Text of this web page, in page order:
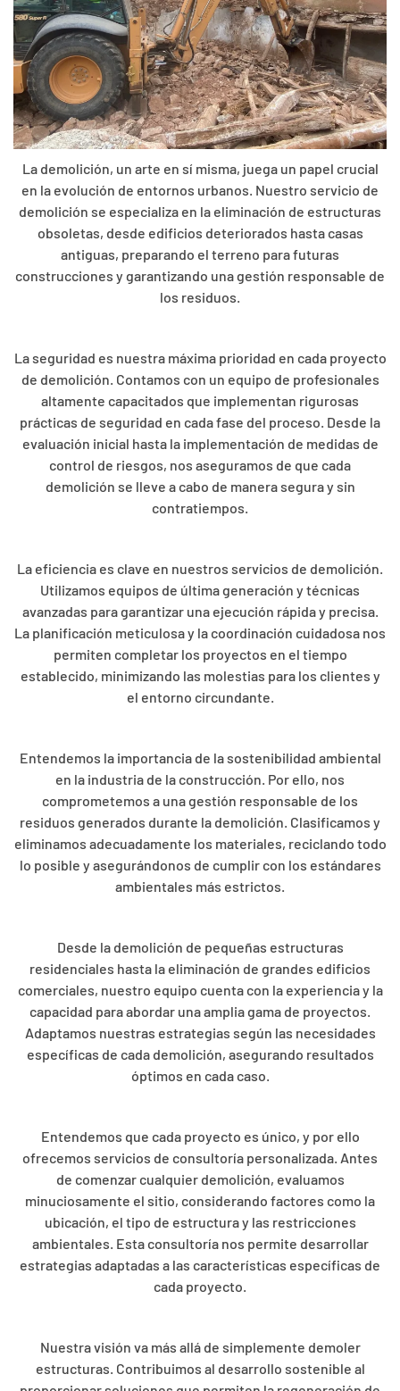
La demolición, un arte en sí misma, juega un papel crucial
en la evolución de entornos urbanos. Nuestro servicio de
demolición se especializa en la eliminación de estructuras
obsoletas, desde edificios deteriorados hasta casas
antiguas, preparando el terreno para futuras
construcciones y garantizando una gestión responsable de
los residuos.
La seguridad es nuestra máxima prioridad en cada proyecto
de demolición. Contamos con un equipo de profesionales
altamente capacitados que implementan rigurosas
prácticas de seguridad en cada fase del proceso. Desde la
evaluación inicial hasta la implementación de medidas de
control de riesgos, nos aseguramos de que cada
demolición se lleve a cabo de manera segura y sin
contratiempos.
La eficiencia es clave en nuestros servicios de demolición.
Utilizamos equipos de última generación y técnicas
avanzadas para garantizar una ejecución rápida y precisa.
La planificación meticulosa y la coordinación cuidadosa nos
permiten completar los proyectos en el tiempo
establecido, minimizando las molestias para los clientes y
el entorno circundante.
Entendemos la importancia de la sostenibilidad ambiental
en la industria de la construcción. Por ello, nos
comprometemos a una gestión responsable de los
residuos generados durante la demolición. Clasificamos y
eliminamos adecuadamente los materiales, reciclando todo
lo posible y asegurándonos de cumplir con los estándares
ambientales más estrictos.
Desde la demolición de pequeñas estructuras
residenciales hasta la eliminación de grandes edificios
comerciales, nuestro equipo cuenta con la experiencia y la
capacidad para abordar una amplia gama de proyectos.
Adaptamos nuestras estrategias según las necesidades
específicas de cada demolición, asegurando resultados
óptimos en cada caso.
Entendemos que cada proyecto es único, y por ello
ofrecemos servicios de consultoría personalizada. Antes
de comenzar cualquier demolición, evaluamos
minuciosamente el sitio, considerando factores como la
ubicación, el tipo de estructura y las restricciones
ambientales. Esta consultoría nos permite desarrollar
estrategias adaptadas a las características específicas de
cada proyecto.
Nuestra visión va más allá de simplemente demoler
estructuras. Contribuimos al desarrollo sostenible al